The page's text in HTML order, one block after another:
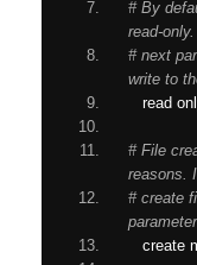
# By
read-
# next
write to
read
# File
reasons.
# create